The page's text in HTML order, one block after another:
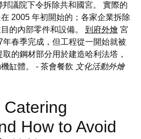
議院下令拆除共和國宮。 實際的
2005 年初開始的；各家企業拆除
的內部零件和設備。 到府外燴 宮
春季完成，但工程從一開始就被
的鋼材部分用於建造哈利法塔，
缸體。 - 茶會餐飲 文化活動外燴
How to Avoid